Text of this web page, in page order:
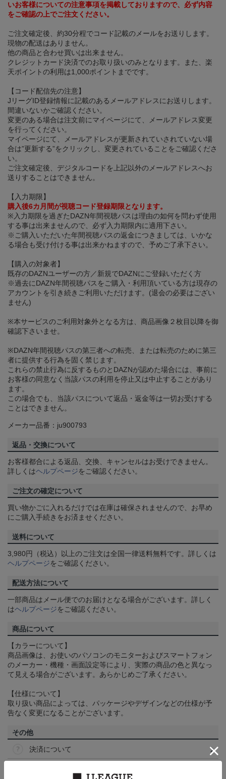
いお客様についての注意事項を掲載しておりますので、必ず内容
をご確認の上でご注文ください。
ご注文確定後、約30分程でコード記載のメールをお送りします。
現物の配送はありません。
他の商品と合わせ買いは出来ません。
クレジットカード決済でのお取り扱いのみとなります。また、楽
天ポイントの利用は1,000ポイントまでです。
【コード配信先の注意】
JリーグID登録情報に記載のあるメールアドレスにお送りします。
間違いないかご確認ください。
変更のある場合は注文前にマイページにて、メールアドレス変更
を行ってください。
マイページにて、メールアドレスが更新されていされていない場
合は”更新する”をクリックし、変更されていることをご確認くださ
い。
ご注文確定後、デジタルコードを上記以外のメールアドレスへお
送りすることはできません。
【入力期限】
購入後6カ月間が視聴コード登録期限となります。
※入力期限を過ぎたDAZN年間視聴パスは理由の如何を問わず使用
する事は出来ませんので、必ず入力期限内に適用下さい。
※ご購入いただいた年間視聴パスの返金につきましては、いかな
る場合も受け付ける事は出来かねますので、予めご了承下さい。
【購入の対象者】
既存のDAZNユーザーの方／新規でDAZNにご登録いただく方
※過去にDAZN年間視聴パスをご購入・利用頂いている方は現存の
アカウントを引き続きご利用いただけます。(退会の必要はござい
ません)
※本サービスのご利用対象外となる方は、商品画像２枚目以降を御
確認下さいませ。
※DAZN年間視聴パスの第三者への転売、または転売のために第三
者に提供する行為を固く禁じます。
これらの禁止行為に反するものとDAZNが認めた場合には、事前に
お客様の同意なく当該パスの利用を停止又は中止することがあり
ます。
この場合でも、当該パスについて返品・返金等は一切お受けする
ことはできません。
メーカー品番：ju900793
返品・交換について
お客様都合による返品、交換、キャンセルはお受けできません。
詳しくはヘルプページをご確認ください。
ご注文の確定について
買い物かごに入れるだけでは在庫は確保されませんので、お早め
にご購入手続きをお済ませください。
送料について
3,980円（税込）以上のご注文は全国一律送料無料です。詳しくは
ヘルプページをご確認ください。
配送方法について
一部商品はメール便でのお届けとなる場合がございます。詳しく
はヘルプページをご確認ください。
商品について
【カラーについて】
商品画像は、お使いのパソコンのモニターおよびスマートフォン
のメーカー・機種・画面設定等により、実際の商品の色と異なっ
て見える場合がございます。あらかじめご了承ください。
【仕様について】
取り扱い商品によっては、パッケージやデザインなどの仕様が予
告なく変更になることがございます。
その他
決済について